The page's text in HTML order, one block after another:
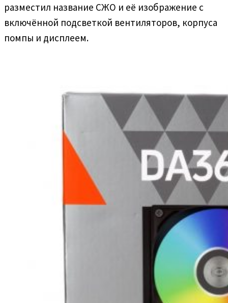
разместил название СЖО и её изображение с
включённой подсветкой вентиляторов, корпуса
помпы и дисплеем.